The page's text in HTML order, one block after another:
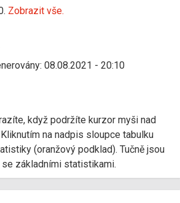
Zobrazit vše.
08.08.2021 - 20:10
když podržíte kurzor myši nad
na nadpis sloupce tabulku
(oranžový podklad). Tučně jsou
základními statistikami.